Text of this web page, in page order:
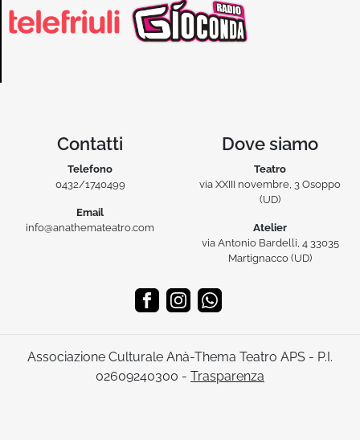
Contatti
Telefono
0432/1740499
Email
info@anathemateatro.com
Dove siamo
Teatro
via XXIII novembre, 3 Osoppo
(UD)
Atelier
via Antonio Bardelli, 4 33035
Martignacco (UD)
Associazione Culturale Anà-Thema Teatro APS - P.I.
02609240300 - Trasparenza